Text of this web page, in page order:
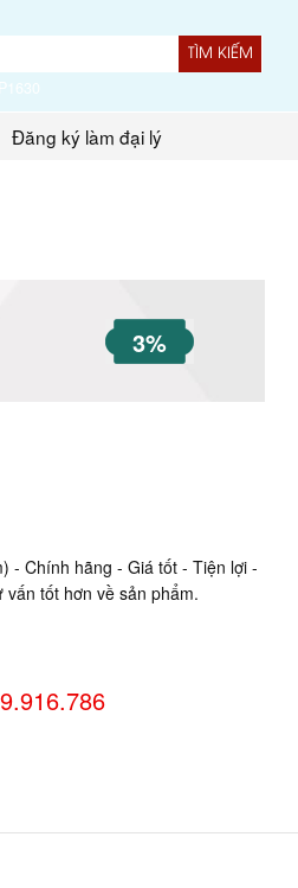
TÌM KIẾM
Đăng ký làm đại lý
3%
- Chính hãng - Giá tốt - Tiện lợi -
tốt hơn về sản phẩm.